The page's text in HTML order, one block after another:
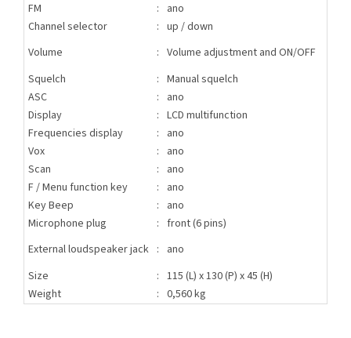
FM
: ano
Channel selector
: up / down
Volume
: Volume adjustment and ON/OFF
Squelch
: Manual squelch
ASC
: ano
Display
: LCD multifunction
Frequencies display
: ano
Vox
: ano
Scan
: ano
F / Menu function key
: ano
Key Beep
: ano
Microphone plug
: front (6 pins)
External loudspeaker jack : ano
Size
: 115 (L) x 130 (P) x 45 (H)
Weight
: 0,560 kg